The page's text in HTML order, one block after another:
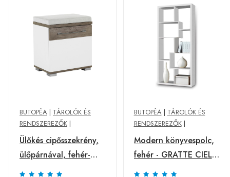
BUTOPÊA | TÁROLÓK ÉS
RENDSZEREZŐK |
Ülőkés cipősszekrény,
ülőpárnával, fehér-
tölgy - NEBRASKA -
BUTOPÊA| TÁROLÓK ÉS
RENDSZEREZŐK|
Modern könyvespolc,
fehér - GRATTE CIEL -
Butopêa